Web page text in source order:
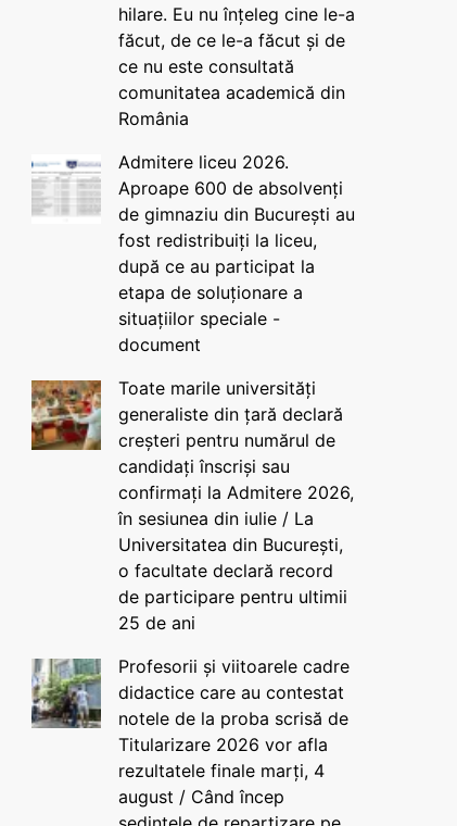
hilare. Eu nu înțeleg cine le-a
făcut, de ce le-a făcut și de
ce nu este consultată
comunitatea academică din
România
Admitere liceu 2026.
Aproape 600 de absolvenți
de gimnaziu din București au
fost redistribuiți la liceu,
după ce au participat la
etapa de soluționare a
situațiilor speciale -
document
Toate marile universități
generaliste din țară declară
creșteri pentru numărul de
candidați înscriși sau
confirmați la Admitere 2026,
în sesiunea din iulie / La
Universitatea din București,
o facultate declară record
de participare pentru ultimii
25 de ani
Profesorii și viitoarele cadre
didactice care au contestat
notele de la proba scrisă de
Titularizare 2026 vor afla
rezultatele finale marți, 4
august / Când încep